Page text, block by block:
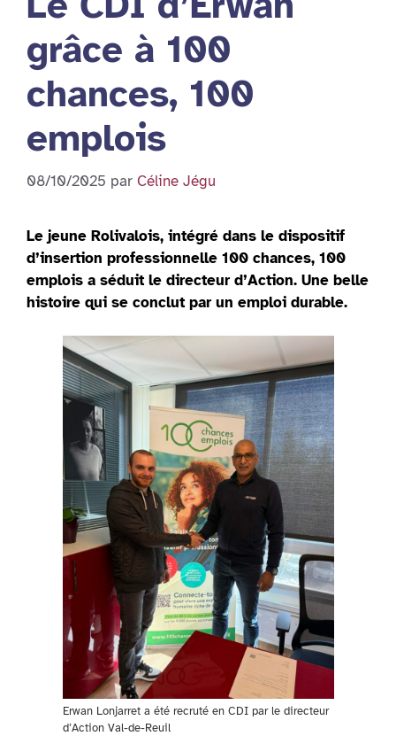
grâce à 100
chances, 100
emplois
08/10/2025 par Céline Jégu
Le jeune Rolivalois, intégré dans le dispositif
d’insertion professionnelle 100 chances, 100
emplois a séduit le directeur d’Action. Une belle
histoire qui se conclut par un emploi durable.
Erwan Lonjarret a été recruté en CDI par le directeur
d’Action Val-de-Reuil